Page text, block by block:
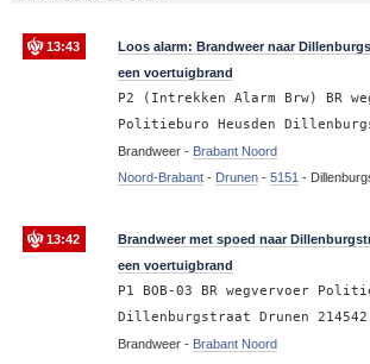
13:43
Loos alarm: Brandweer naar
een voertuigbrand
P2 (Intrekken Alarm Brw) BR
Politieburo Heusden
Brandweer - Brabant Noord
Noord-Brabant- Drunen- 5151 -
13:42
Brandweer met spoed naar
een voertuigbrand
P1 BOB-03 BR wegvervoer
Dillenburgstraat Drunen 214542
Brandweer - Brabant Noord